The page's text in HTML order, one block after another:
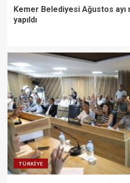
Kemer Belediyesi Ağustos ayı
yapıldı
TÜRKIYE